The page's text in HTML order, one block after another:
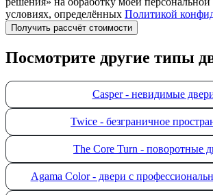
условиях, определённых Политикой
Посмотрите другие типы
Сasper - невидимые
Twice - безграничное
The Core Turn - поворотные
Agama Color - двери с